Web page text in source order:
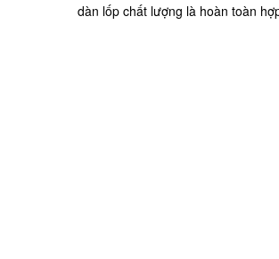
dàn lốp chất lượng là hoàn toàn